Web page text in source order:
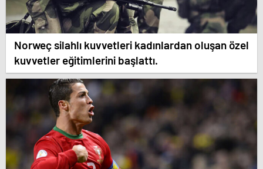
Norweç silahlı kuvvetleri kadınlardan oluşan özel
kuvvetler eğitimlerini başlattı.